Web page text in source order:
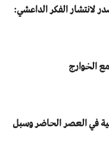
لانتشار الفكر الداعشي:
الخوارج
في العصر الحاضر وسبل